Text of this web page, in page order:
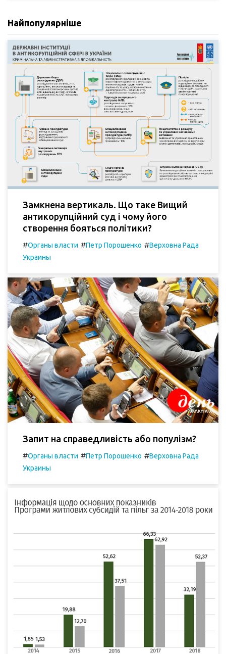
Найпопулярніше
Замкнена вертикаль. Що таке Вищий
антикорупційний суд і чому його
створення бояться політики?
#Органы власти #Петр Порошенко #Верховна Рада
Украины
Запит на справедливість або популізм?
#Органы власти #Петр Порошенко #Верховна Рада
Украины